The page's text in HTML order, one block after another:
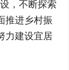
，不断探索
推进乡村振
力建设宜居